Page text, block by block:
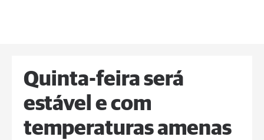
Quinta-feira será
estável e com
temperaturas amenas